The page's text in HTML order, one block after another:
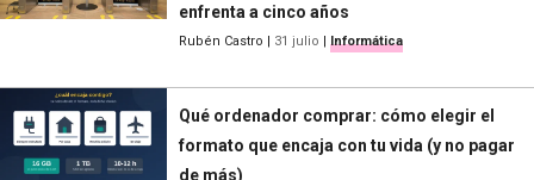
enfrenta a cinco años
Rubén Castro | 31 julio | Informática
Qué ordenador comprar: cómo elegir el
formato que encaja con tu vida (y no pagar
de más)